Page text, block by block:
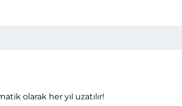
olarak her yıl uzatılır!